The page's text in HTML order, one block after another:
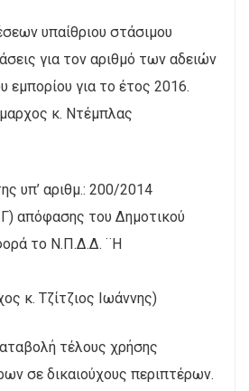
υπαίθριου στάσιμου
για τον αριθμό των αδειών
εμπορίου για το έτος 2016.
κ. Ντέμπλας
υπ’ αριθμ.: 200/2014
απόφασης του Δημοτικού
το Ν.Π.Δ.Δ. ¨Η
κ. Τζίτζιος Ιωάννης)
τέλους χρήσης
σε δικαιούχους περιπτέρων.